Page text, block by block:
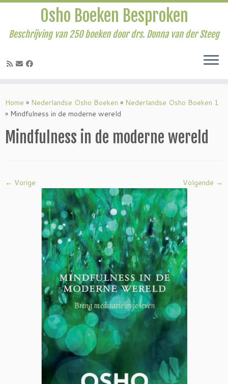
naar
inhoud
Osho Boeken Besproken
Beschrijving van 250 boeken door drs. Donna van der Steeg
Home » Nederlandse Osho Boeken » Nederlandse Osho Boeken 1
» Mindfulness in de moderne wereld
Mindfulness in de moderne wereld
← Vorige Volgende →